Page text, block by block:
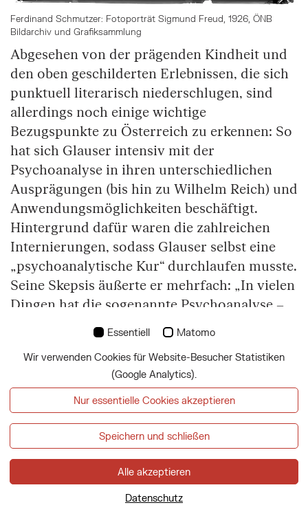
Ferdinand Schmutzer: Fotoporträt Sigmund Freud, 1926, ÖNB
Bildarchiv und Grafiksammlung
Abgesehen von der prägenden Kindheit und
den oben geschilderten Erlebnissen, die sich
punktuell literarisch niederschlugen, sind
allerdings noch einige wichtige
Bezugspunkte zu Österreich zu erkennen: So
hat sich Glauser intensiv mit der
Psychoanalyse in ihren unterschiedlichen
Ausprägungen (bis hin zu Wilhelm Reich) und
Anwendungsmöglichkeiten beschäftigt.
Hintergrund dafür waren die zahlreichen
Internierungen, sodass Glauser selbst eine
„psychoanalytische Kur“ durchlaufen musste.
Seine Skepsis äußerte er mehrfach: „In vielen
Dingen hat die sogenannte Psychoanalyse –
jene Kur, von der ich erzählt habe – falsche,
in Wien“) In der Literatur Glausers finden
sich jedenfalls immer wieder Referenzen auf
die psychoanalytische Methodik der freien
Assoziation.
Aufgrund seiner eigenen Erfahrungen hat
sich Glauser auch für fortschrittliche
pädagogische Konzepte interessiert: Das
Essentiell Matomo
Wir verwenden Cookies für Website-Besucher Statistiken
(Google Analytics).
Nur essentielle Cookies akzeptieren
Speichern und schließen
Alle akzeptieren
Datenschutz